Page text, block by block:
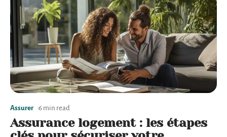
Assurer 6 min read
Assurance logement : les étapes